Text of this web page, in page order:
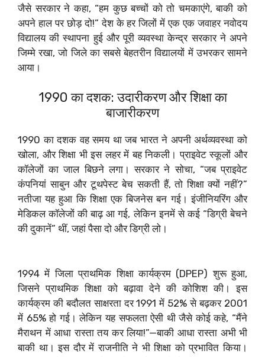
जैसे सरकार ने कहा, “हम कुछ बच्चों को तो चमकाएंगे, बाकी को
अपने हाल पर छोड़ दो!” देश के हर जिलों में एक एक जवाहर नवोदय
विद्यालय की स्थापना हुई और पूरी व्यवस्था केन्द्र सरकार ने अपने
जिम्मे रखा, जो जिले का सबसे बेहतरीन विद्यालयों में उभरकर सामने
आया।
1990 का दशक: उदारीकरण और शिक्षा का
बाजारीकरण
1990 का दशक वह समय था जब भारत ने अपनी अर्थव्यवस्था को
खोला, और शिक्षा भी इस लहर में बह निकली। प्राइवेट स्कूलों और
कॉलेजों का जाल बिछने लगा। सरकार ने सोचा, “जब प्राइवेट
कंपनियां साबुन और टूथपेस्ट बेच सकती हैं, तो शिक्षा क्यों नहीं?”
नतीजा यह हुआ कि शिक्षा एक बिजनेस बन गई। इंजीनियरिंग और
मेडिकल कॉलेजों की बाढ़ आ गई, लेकिन इनमें से कई “डिग्री बेचने
की दुकानें” थीं, जहां पैसा दो और डिग्री लो।
1994 में जिला प्राथमिक शिक्षा कार्यक्रम (DPEP) शुरू हुआ,
जिसने प्राथमिक शिक्षा को बढ़ावा देने की कोशिश की। इस
कार्यक्रम की बदौलत साक्षरता दर 1991 में 52% से बढ़कर 2001
में 65% हो गई। लेकिन यह सफलता ऐसी थी जैसे कोई कहे, “मैंने
मैराथन में आधा रास्ता तय कर लिया!”—बाकी आधा रास्ता अभी भी
बाकी था। इस दौर में राजनीति ने भी शिक्षा को प्रभावित किया।